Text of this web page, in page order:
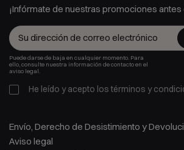
¡Infórmate de nuestras promociones antes
Puede darse de baja en cualquier momento. Para
ello, consulte nuestra información de contacto en el
aviso legal.
He leído y acepto los términos y
Envío, Derecho de Desistimiento y
Aviso legal